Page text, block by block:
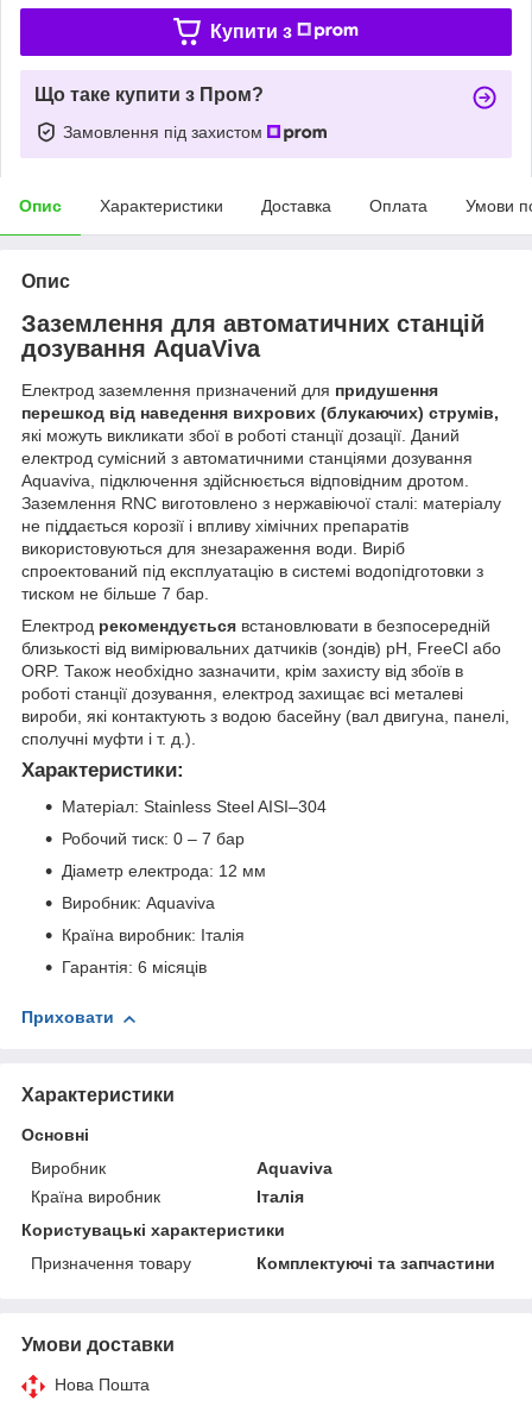
Купити з
Що таке купити з Пром?
Замовлення під захистом
Опис Характеристики Доставка Оплата Умови
Опис
Заземлення для автоматичних станцій
дозування AquaViva
Електрод заземлення призначений для придушення
перешкод від наведення вихрових (блукаючих) струмів,
які можуть викликати збої в роботі станції дозації. Даний
електрод сумісний з автоматичними станціями дозування
Aquaviva, підключення здійснюється відповідним дротом.
Заземлення RNC виготовлено з нержавіючої сталі: матеріалу
не піддається корозії і впливу хімічних препаратів
використовуються для знезараження води. Виріб
спроектований під експлуатацію в системі водопідготовки з
тиском не більше 7 бар.
Електрод рекомендується встановлювати в безпосередній
близькості від вимірювальних датчиків (зондів) pH, FreeCl або
ORP. Також необхідно зазначити, крім захисту від збоїв в
роботі станції дозування, електрод захищає всі металеві
вироби, які контактують з водою басейну (вал двигуна, панелі,
сполучні муфти і т. д.).
Характеристики:
Матеріал: Stainless Steel AISI–304
Робочий тиск: 0 – 7 бар
Діаметр електрода: 12 мм
Виробник: Aquaviva
Країна виробник: Італія
Гарантія: 6 місяців
Приховати
Характеристики
Основні
Виробник
Aquaviva
Країна виробник
Італія
Користувацькі характеристики
Призначення товару
Комплектуючі та запчастини
Умови доставки
Нова Пошта